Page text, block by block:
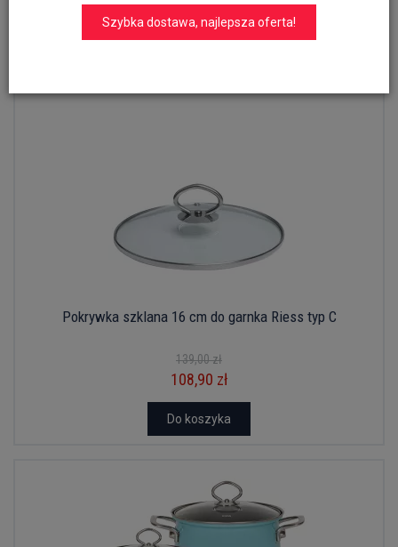
Szybka dostawa, najlepsza oferta!
Pokrywka szklana 16 cm do garnka Riess typ C
139,00 zł
108,90 zł
Do koszyka